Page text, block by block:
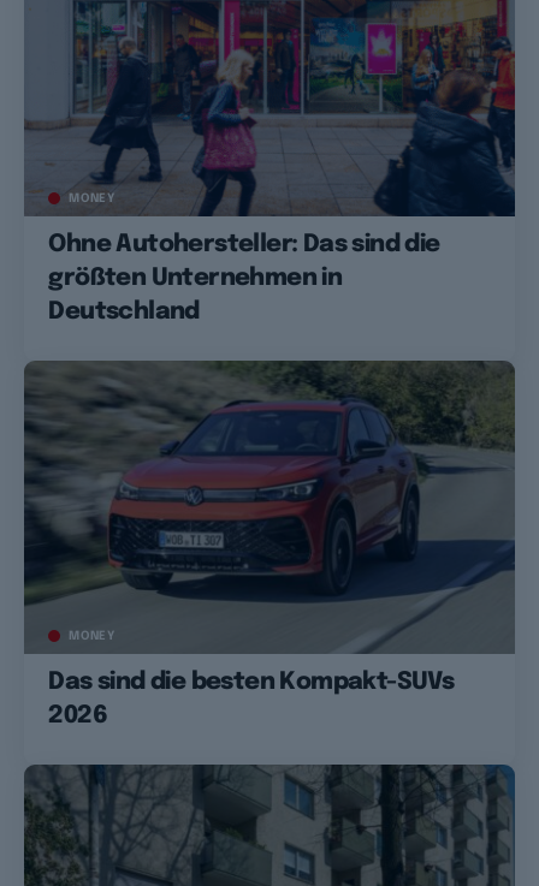
MONEY
Ohne Autohersteller: Das sind die
größten Unternehmen in
Deutschland
MONEY
Das sind die besten Kompakt-SUVs
2026